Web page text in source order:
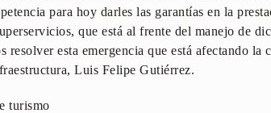
para hoy darles las garantías en la
que está al frente del manejo de
resolver esta emergencia que está afectando la
Luis Felipe Gutiérrez.
turismo